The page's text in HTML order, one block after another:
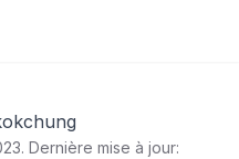
. Dernière mise à jour: